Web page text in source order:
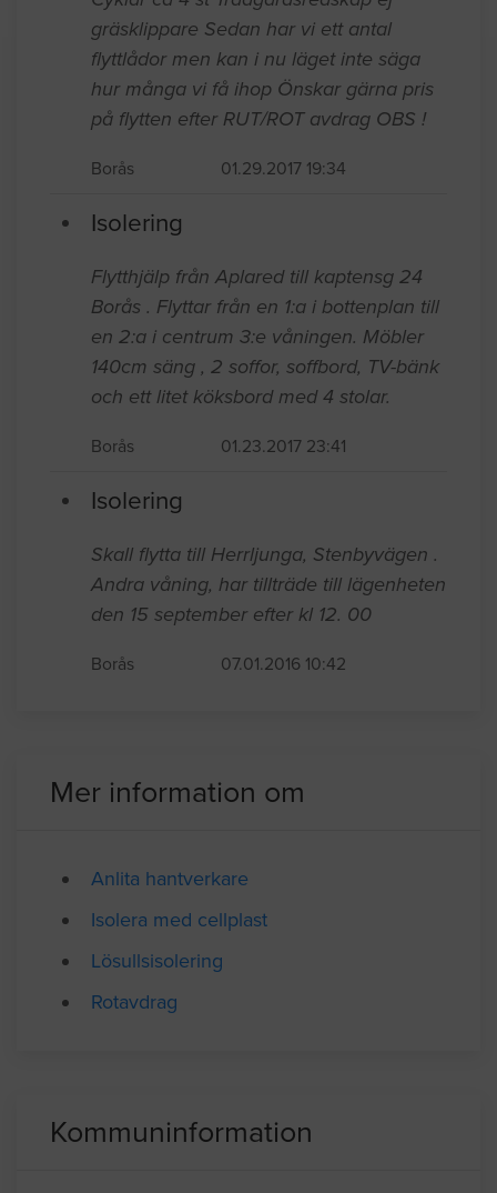
Hemmagjord ner monterad biljardbord
TRÄDGÅRD Nermonterad studsmatta
Cyklar ca 4 st Trädgårdsredskap ej
gräsklippare Sedan har vi ett antal
hur många vi få ihop Önskar gärna pris
på flytten efter RUT/ROT avdrag OBS !
Isolering
Flytthjälp från Aplared till kaptensg 24
Borås . Flyttar från en 1:a i bottenplan till
140cm säng , 2 soffor, soffbord, TV-bänk
och ett litet köksbord med 4 stolar.
Isolering
Andra våning, har tillträde till lägenheten
Mer information om
Anlita hantverkare
Isolera med cellplast